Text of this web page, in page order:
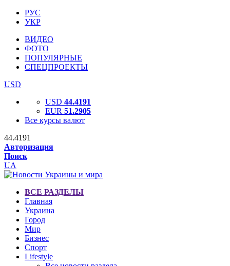
РУС
УКР
ВИДЕО
ФОТО
ПОПУЛЯРНЫЕ
СПЕЦПРОЕКТЫ
USD
USD 44.4191
EUR 51.2905
Все курсы валют
44.4191
Авторизация
Поиск
UA
ВСЕ РАЗДЕЛЫ
Главная
Украина
Город
Мир
Бизнес
Спорт
Lifestyle